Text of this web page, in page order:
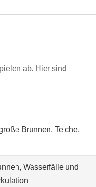
ab. Hier sind
Brunnen, Teiche,
Wasserfälle und